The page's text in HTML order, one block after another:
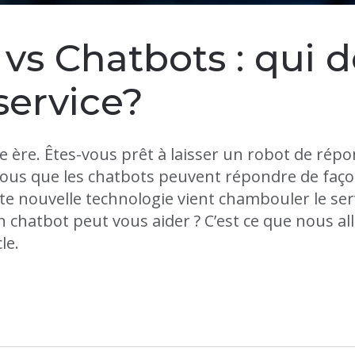
Chatbots : qui
ère. Êtes-vous prêt à laisser un robot de
que les chatbots peuvent répondre de
nouvelle technologie vient chambouler le
chatbot peut vous aider ? C’est ce que nous